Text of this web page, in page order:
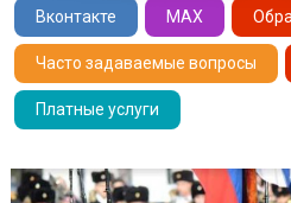
Вконтакте MAX
Часто задаваемые вопросы
Платные услуги